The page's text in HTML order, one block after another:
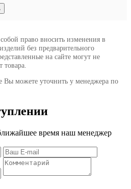
право вносить изменения в
без предварительного
на сайте могут не
товара.
можете уточнить у менеджера по
время наш менеджер